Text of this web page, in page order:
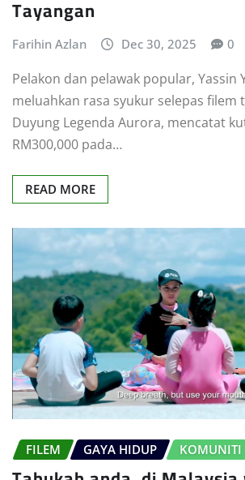
Tayangan
Farihin Azlan Dec 30, 2025 0
Pelakon dan pelawak popular, Yassin
meluahkan rasa syukur selepas filem
Duyung Legenda Aurora, mencatat
RM300,000 pada…
READ MORE
FILEM GAYA HIDUP KOMUNITI